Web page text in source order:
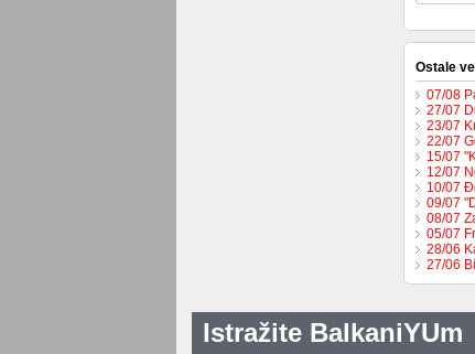
Ostale
07/08
27/07
23/07
22/07
15/07
12/07
10/07
09/07
08/07
05/07
28/06
27/06
Istražite BalkaniYUm